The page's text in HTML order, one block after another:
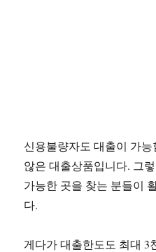
신용불량자도 대출이 가
않은 대출상품입니다. 그
가능한 곳을 찾는 분들이
다.
게다가 대출한도도 최대 3